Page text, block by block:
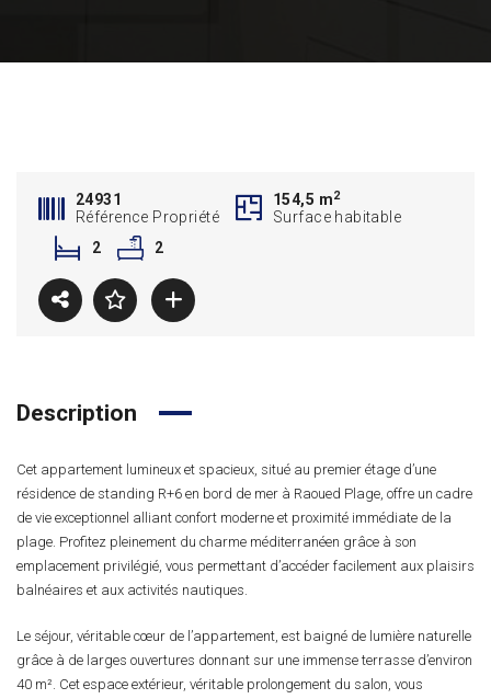
24931
Référence Propriété
154,5 m2
Surface habitable
2
2
Description
Cet appartement lumineux et spacieux, situé au premier étage d’une
résidence de standing R+6 en bord de mer à Raoued Plage, offre un cadre
de vie exceptionnel alliant confort moderne et proximité immédiate de la
plage. Profitez pleinement du charme méditerranéen grâce à son
emplacement privilégié, vous permettant d’accéder facilement aux plaisirs
balnéaires et aux activités nautiques.
Le séjour, véritable cœur de l’appartement, est baigné de lumière naturelle
grâce à de larges ouvertures donnant sur une immense terrasse d’environ
40 m². Cet espace extérieur, véritable prolongement du salon, vous